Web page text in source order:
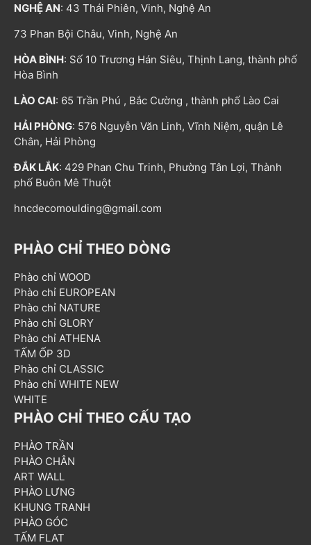
NGHỆ AN: 43 Thái Phiên, Vinh, Nghệ An
73 Phan Bội Châu, Vinh, Nghệ An
HÒA BÌNH: Số 10 Trương Hán Siêu, Thịnh Lang, thành phố
Hòa Bình
LÀO CAI: 65 Trần Phú , Bắc Cường , thành phố Lào Cai
HẢI PHÒNG: 576 Nguyễn Văn Linh, Vĩnh Niệm, quận Lê
Chân, Hải Phòng
ĐẮK LẮK: 429 Phan Chu Trinh, Phường Tân Lợi, Thành
phố Buôn Mê Thuột
hncdecomoulding@gmail.com
PHÀO CHỈ THEO DÒNG
Phào chỉ WOOD
Phào chỉ EUROPEAN
Phào chỉ NATURE
Phào chỉ GLORY
Phào chỉ ATHENA
TẤM ỐP 3D
Phào chỉ CLASSIC
Phào chỉ WHITE NEW
WHITE
PHÀO CHỈ THEO CẤU TẠO
PHÀO TRẦN
PHÀO CHÂN
ART WALL
PHÀO LƯNG
KHUNG TRANH
PHÀO GÓC
TẤM FLAT